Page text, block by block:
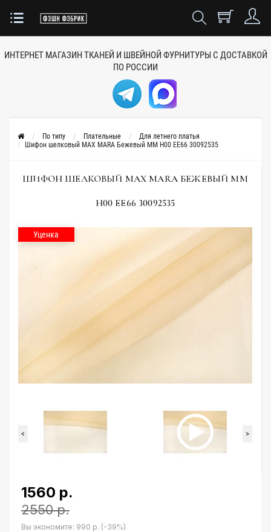
ИНТЕРНЕТ МАГАЗИН ТКАНЕЙ И ШВЕЙНОЙ ФУРНИТУРЫ С ДОСТАВКОЙ
ПО РОССИИ
По типу Плательные
Для летнего платья
Шифон шелковый MAX MARA Бежевый MM H00 EE66 30092535
ШИФОН ШЕЛКОВЫЙ MAX MARA БЕЖЕВЫЙ MM
H00 EE66 30092535
Уценка
< >
1560 р.
2550 р.
Вы экономите: 990 р. (-39%)